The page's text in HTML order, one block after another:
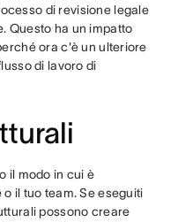
di revisione legale
Questo ha un impatto
ora c'è un ulteriore
di lavoro di
il modo in cui è
il tuo team. Se eseguiti
possono creare